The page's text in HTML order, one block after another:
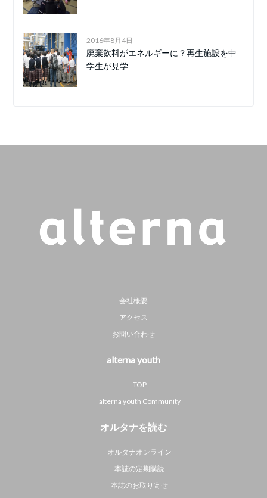
2016年8月4日
廃棄飲料がエネルギーに？再生施設を中
学生が見学
会社概要
アクセス
お問い合わせ
alterna youth
TOP
alterna youth Community
オルタナを読む
オルタナオンライン
本誌の定期購読
本誌のお取り寄せ